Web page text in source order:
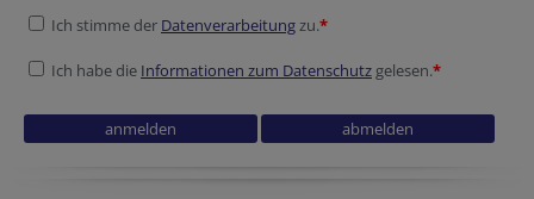
Ich stimme der Datenverarbeitung zu.*
Ich habe die Informationen zum Datenschutz gelesen.*